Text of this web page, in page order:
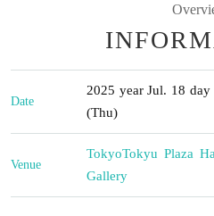
Date
2025 year Jul. 18
(Thu)
Venue
TokyoTokyu Plaza
Gallery